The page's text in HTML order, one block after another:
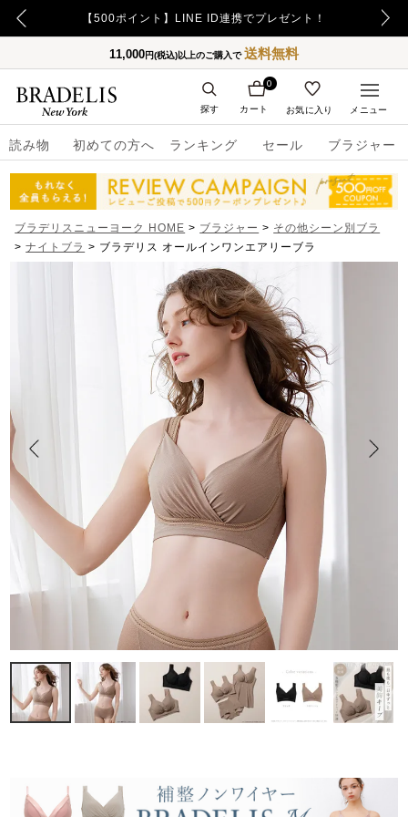
【500ポイント】LINE ID連携でプレゼント！
11,000円(税込)以上のご購入で送料無料
読み物 初めての方へ ランキング セール ブラジャー
カート
0
お気に入り
探す メニュー
ブラデリスニューヨーク HOME ブラジャー
その他シーン別ブラ
ナイトブラ
ブラデリス オールインワンエアリーブラ